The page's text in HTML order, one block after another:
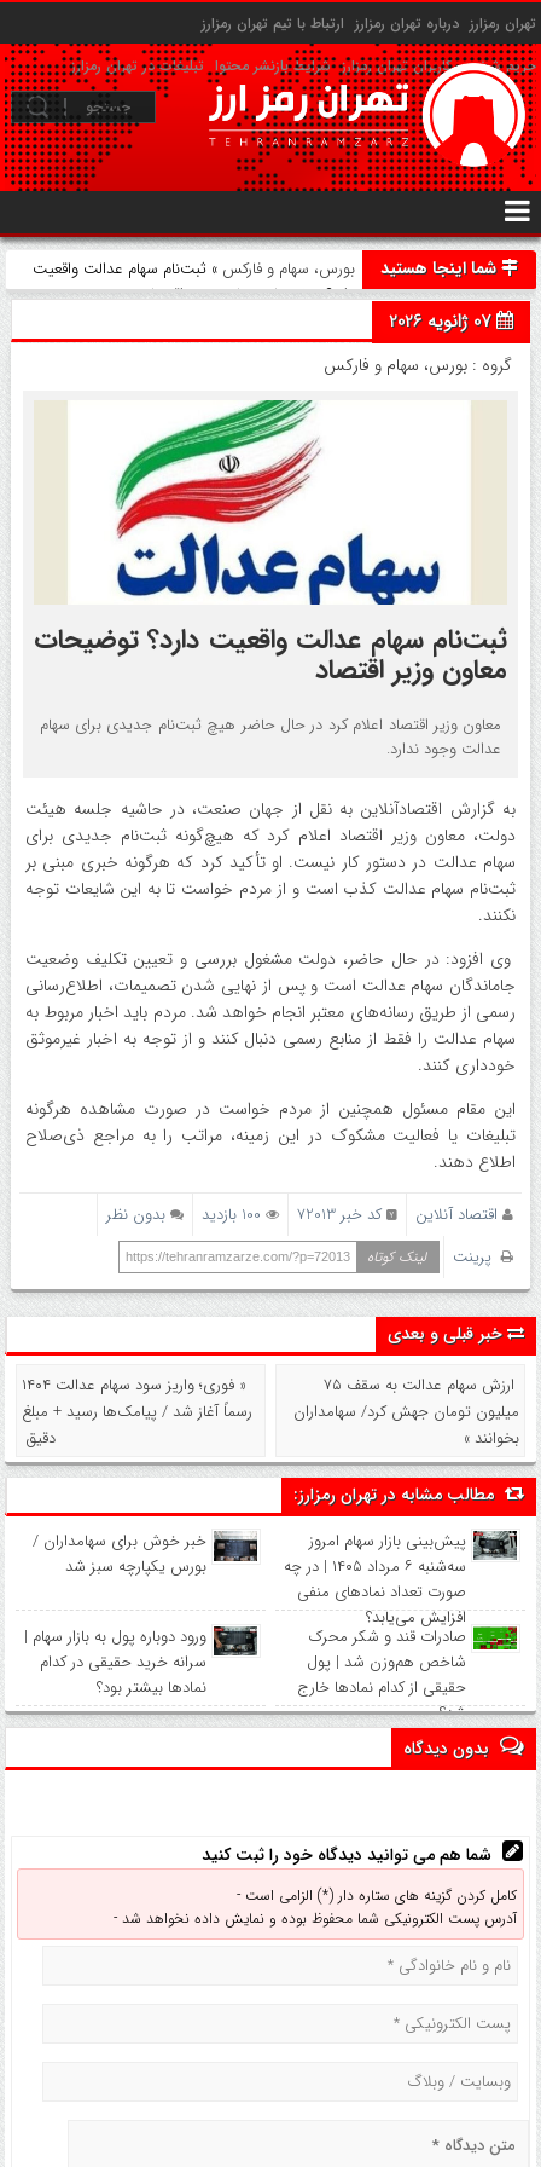
تهران رمزارز درباره تهران رمزارز ارتباط با تیم تهران رمزارز
حریم شخصی کاربران تهران رمزارز شرایط بازنشر محتوا تبلیغات در تهران رمزارز
شما اینجا هستید بورس، سهام و فارکس » ثبت‌نام سهام عدالت واقعیت
دارد؟ توضیحات معاون وزیر اقتصاد
07 ژانویه 2026
گروه :بورس، سهام و فارکس
ثبت‌نام سهام عدالت واقعیت دارد؟ توضیحات
معاون وزیر اقتصاد
معاون وزیر اقتصاد اعلام کرد در حال حاضر هیچ ثبت‌نام جدیدی برای سهام
عدالت وجود ندارد.
به گزارش اقتصادآنلاین به نقل از جهان صنعت، در حاشیه جلسه هیئت
دولت، معاون وزیر اقتصاد اعلام کرد که هیچ‌گونه ثبت‌نام جدیدی برای
سهام عدالت در دستور کار نیست. او تأکید کرد که هرگونه خبری مبنی بر
ثبت‌نام سهام عدالت کذب است و از مردم خواست تا به این شایعات توجه
نکنند.
وی افزود: در حال حاضر، دولت مشغول بررسی و تعیین تکلیف وضعیت
جاماندگان سهام عدالت است و پس از نهایی شدن تصمیمات، اطلاع‌رسانی
رسمی از طریق رسانه‌های معتبر انجام خواهد شد. مردم باید اخبار مربوط به
سهام عدالت را فقط از منابع رسمی دنبال کنند و از توجه به اخبار غیرموثق
خودداری کنند.
این مقام مسئول همچنین از مردم خواست در صورت مشاهده هرگونه
تبلیغات یا فعالیت مشکوک در این زمینه، مراتب را به مراجع ذی‌صلاح
اطلاع دهند.
اقتصاد آنلاین کد خبر 72013 100 بازدید
بدون نظر
پرینت
لینک کوتاه https://tehranramzarze.com/?p=72013
خبر قبلی و بعدی
ارزش سهام عدالت به سقف ۷۵
میلیون تومان جهش کرد/ سهامداران
بخوانند »
« فوری؛ واریز سود سهام عدالت ۱۴۰۴
رسماً آغاز شد / پیامک‌ها رسید + مبلغ
دقیق
مطالب مشابه در تهران رمزارز:
پیش‌بینی بازار سهام امروز
سه‌شنبه ۶ مرداد ۱۴۰۵ | در چه
صورت تعداد نماد‌های منفی
افزایش می‌یابد؟
خبر خوش برای سهامداران /
بورس یکپارچه سبز شد
صادرات قند و شکر محرک
شاخص هم‌وزن شد | پول
حقیقی از کدام نماد‌ها خارج
شد؟
ورود دوباره پول به بازار سهام |
سرانه خرید حقیقی در کدام
نماد‌ها بیشتر بود؟
بدون دیدگاه
شما هم می توانید دیدگاه خود را ثبت کنید
کامل کردن گزینه های ستاره دار (*) الزامی است -
آدرس پست الکترونیکی شما محفوظ بوده و نمایش داده نخواهد شد -